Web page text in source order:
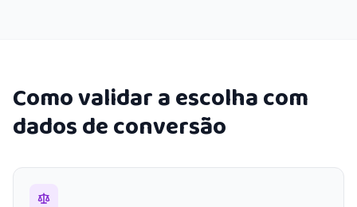
Como validar a escolha com
dados de conversão